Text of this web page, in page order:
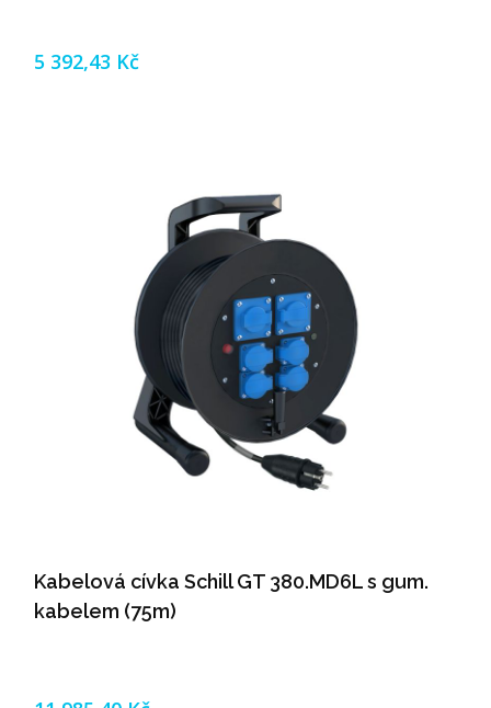
5 392,43 Kč
Kabelová cívka Schill GT 380.MD6L s gum.
kabelem (75m)